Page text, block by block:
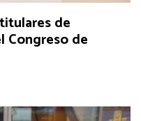
de
Congreso de